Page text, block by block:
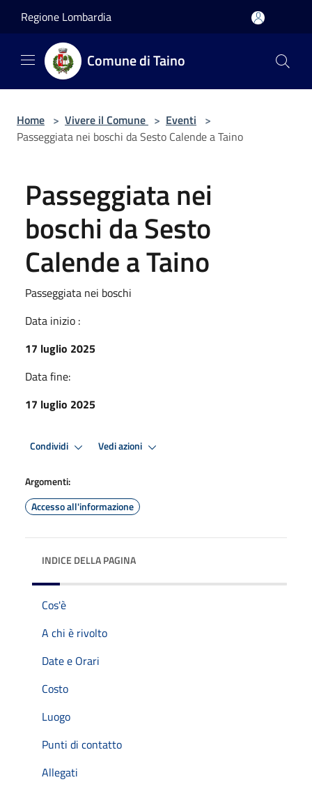
Regione Lombardia
Comune di Taino
Home > Vivere il Comune > Eventi >
Passeggiata nei boschi da Sesto Calende a Taino
Passeggiata nei
boschi da Sesto
Calende a Taino
Passeggiata nei boschi
Data inizio :
17 luglio 2025
Data fine:
17 luglio 2025
Condividi Vedi azioni
Argomenti:
Accesso all'informazione
INDICE DELLA PAGINA
Cos'è
A chi è rivolto
Date e Orari
Costo
Luogo
Punti di contatto
Allegati